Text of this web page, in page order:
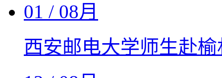
01 / 08月
西安邮电大学师生赴